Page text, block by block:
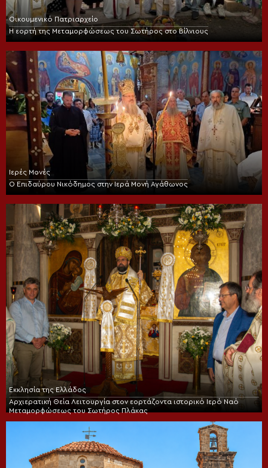
Οικουμενικό Πατριαρχείο
Η εορτή της Μεταμορφώσεως του Σωτήρος στο Βίλνιους
Ιερές Μονές
Ο Επιδαύρου Νικόδημος στην Ιερά Μονή Αγάθωνος
Εκκλησία της Ελλάδος
Αρχιερατική Θεία Λειτουργία στον εορτάζοντα ιστορικό Ιερό Ναό
Μεταμορφώσεως του Σωτήρος Πλάκας